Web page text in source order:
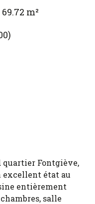
69.72 m²
Fontgiève,
excellent état au
entièrement
salle